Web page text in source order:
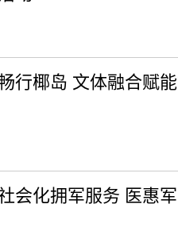
行椰岛 文体融合赋
会化拥军服务 医惠